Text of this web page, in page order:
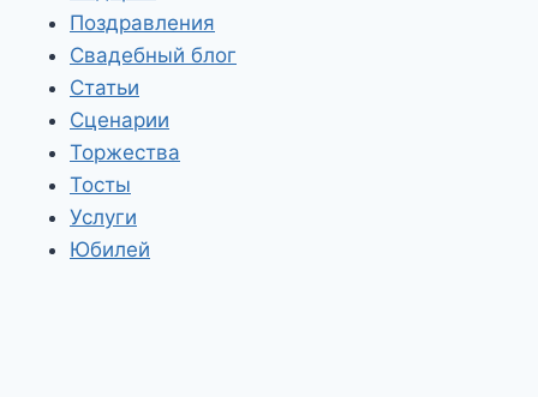
Поздравления
Свадебный блог
Статьи
Сценарии
Торжества
Тосты
Услуги
Юбилей